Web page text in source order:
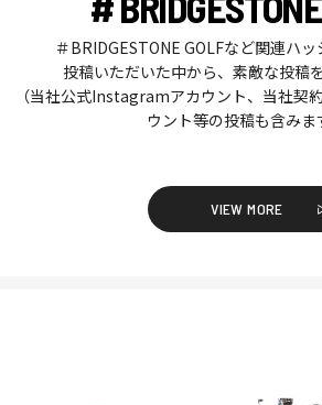
＃BRIDGESTONE GOLFなど関連ハ
投稿いただいた中から、素敵な投稿
（当社公式Instagramアカウント、当社契
ウント等の投稿も含みま
VIEW MORE